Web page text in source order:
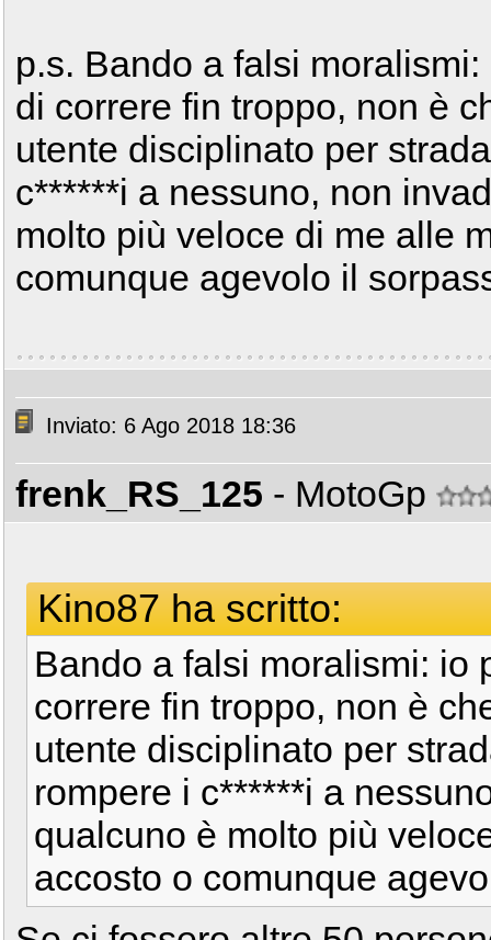
p.s. Bando a falsi
di correre fin troppo, non è
utente disciplinato per
c******i a nessuno, non
molto più veloce di me alle
comunque agevolo il
Inviato: 6 Ago 2018 18:36
frenk_RS_125 - MotoGp
Kino87 ha scritto:
Bando a falsi moralismi: io
correre fin troppo, non è
utente disciplinato per
rompere i c******i a
qualcuno è molto più
accosto o comunque